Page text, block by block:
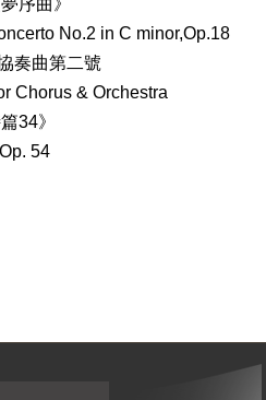
No.2 in C minor,Op.18
奏曲第二號
Chorus & Orchestra
34》
54